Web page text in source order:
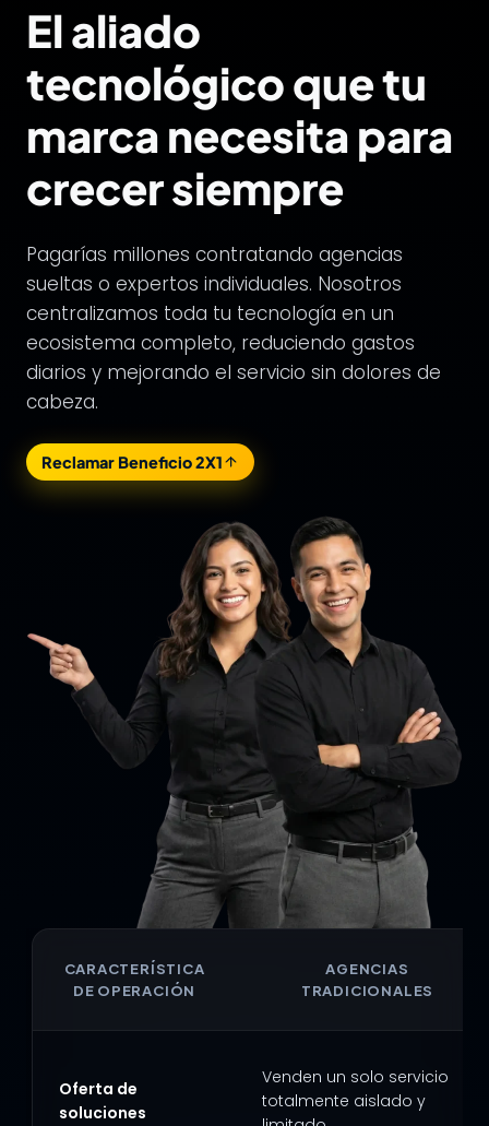
El aliado
tecnológico que tu
marca necesita para
crecer siempre
Pagarías millones contratando agencias
sueltas o expertos individuales. Nosotros
centralizamos toda tu tecnología en un
ecosistema completo, reduciendo gastos
diarios y mejorando el servicio sin dolores de
cabeza.
Reclamar Beneficio 2X1
CARACTERÍSTICA
DE OPERACIÓN
AGENCIAS
TRADICIONALES
Oferta de
soluciones
Venden un solo servicio
totalmente aislado y